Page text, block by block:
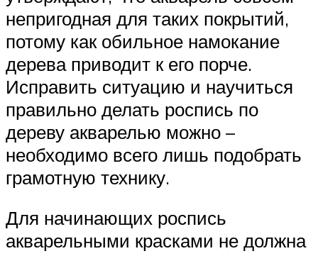
непригодная для таких покрытий,
потому как обильное намокание
дерева приводит к его порче.
Исправить ситуацию и научиться
правильно делать роспись по
дереву акварелью можно –
необходимо всего лишь подобрать
грамотную технику.
Для начинающих роспись
акварельными красками не должна